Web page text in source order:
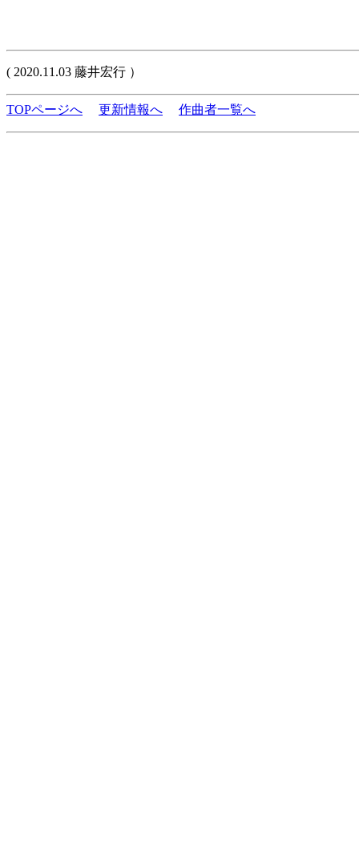
( 2020.11.03 藤井宏行 ）
TOPページへ 更新情報へ 作曲者一覧へ